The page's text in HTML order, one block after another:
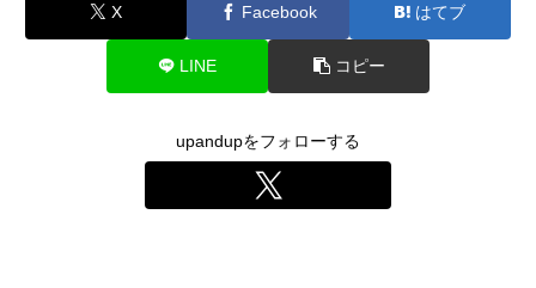
X Facebook はてブ
LINE コピー
upandupをフォローする